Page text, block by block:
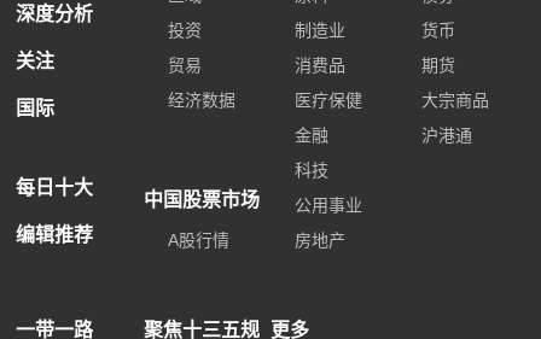
深度分析
关注
国际
每日十大
编辑推荐
投资
贸易
经济数据
中国股票市场
A股行情
制造业
消费品
医疗保健
金融
科技
公用事业
房地产
货币
期货
大宗商品
沪港通
一带一路 聚焦十三五规 更多